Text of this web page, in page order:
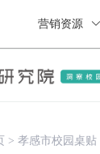
营销资源
> 孝感市校园桌贴